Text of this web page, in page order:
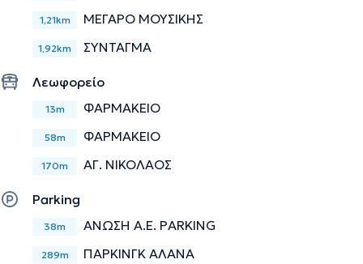
1,21km ΜΕΓΑΡΟ ΜΟΥΣΙΚΗΣ
1,92km ΣΥΝΤΑΓΜΑ
Λεωφορείο
13m ΦΑΡΜΑΚΕΙΟ
58m ΦΑΡΜΑΚΕΙΟ
170m ΑΓ. ΝΙΚΟΛΑΟΣ
Parking
38m ΑΝΩΣΗ Α.Ε. PARKING
289m ΠΑΡΚΙΝΓΚ ΑΛΑΝΑ